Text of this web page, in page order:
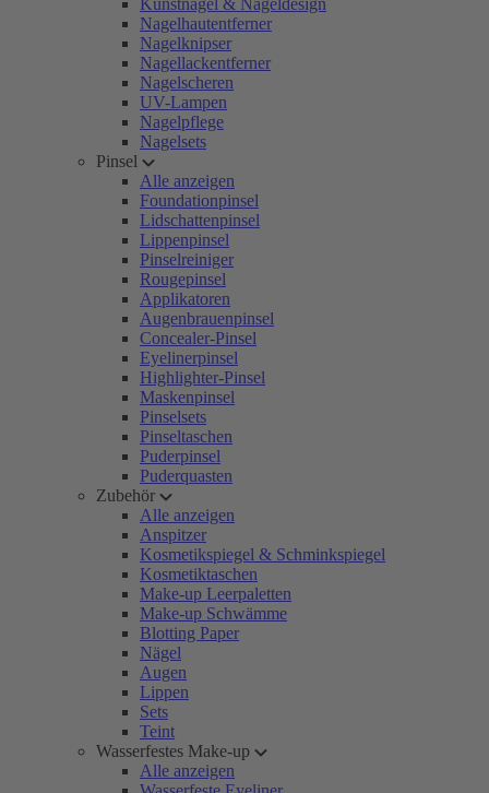
Kunstnägel & Nageldesign
Nagelhautentferner
Nagelknipser
Nagellackentferner
Nagelscheren
UV-Lampen
Nagelpflege
Nagelsets
Pinsel
Alle anzeigen
Foundationpinsel
Lidschattenpinsel
Lippenpinsel
Pinselreiniger
Rougepinsel
Applikatoren
Augenbrauenpinsel
Concealer-Pinsel
Eyelinerpinsel
Highlighter-Pinsel
Maskenpinsel
Pinselsets
Pinseltaschen
Puderpinsel
Puderquasten
Zubehör
Alle anzeigen
Anspitzer
Kosmetikspiegel & Schminkspiegel
Kosmetiktaschen
Make-up Leerpaletten
Make-up Schwämme
Blotting Paper
Nägel
Augen
Lippen
Sets
Teint
Wasserfestes Make-up
Alle anzeigen